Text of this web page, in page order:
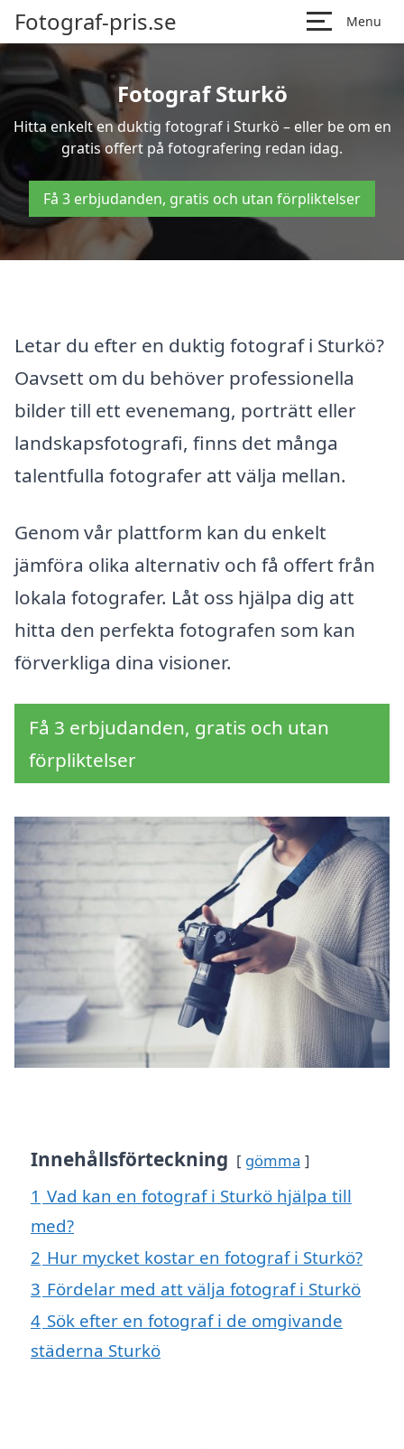
Fotograf-pris.se Menu
Fotograf Sturkö
Hitta enkelt en duktig fotograf i Sturkö – eller be om en
gratis offert på fotografering redan idag.
Få 3 erbjudanden, gratis och utan förpliktelser
Letar du efter en duktig fotograf i Sturkö?
Oavsett om du behöver professionella
bilder till ett evenemang, porträtt eller
landskapsfotografi, finns det många
talentfulla fotografer att välja mellan.
Genom vår plattform kan du enkelt
jämföra olika alternativ och få offert från
lokala fotografer. Låt oss hjälpa dig att
hitta den perfekta fotografen som kan
förverkliga dina visioner.
Få 3 erbjudanden, gratis och utan
förpliktelser
Innehållsförteckning gömma
1 Vad kan en fotograf i Sturkö hjälpa till
med?
2 Hur mycket kostar en fotograf i Sturkö?
3 Fördelar med att välja fotograf i Sturkö
4 Sök efter en fotograf i de omgivande
städerna Sturkö